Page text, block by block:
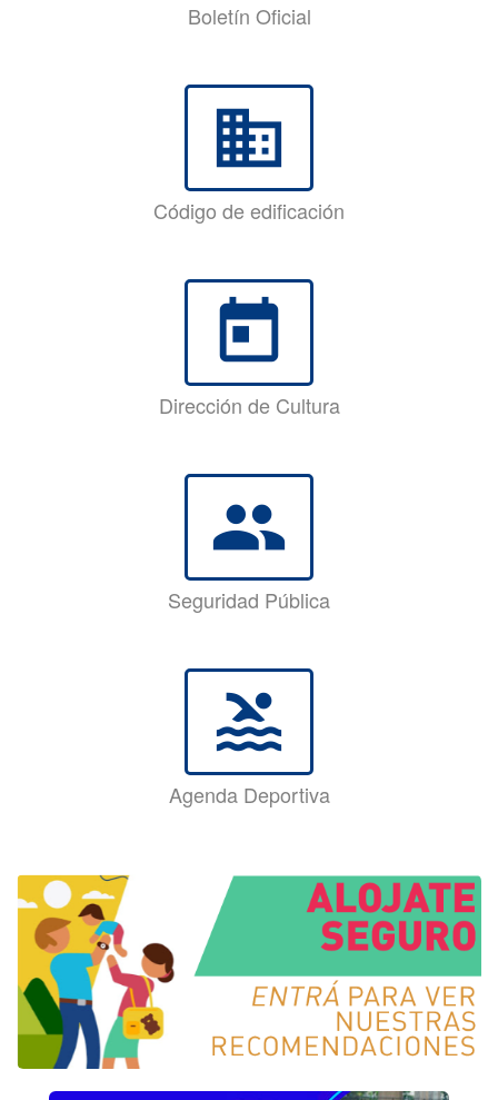
Boletín Oficial
business
Código de edificación
today
Dirección de Cultura
group
Seguridad Pública
pool
Agenda Deportiva